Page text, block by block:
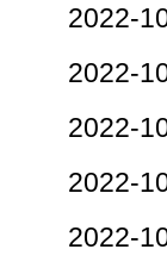
2022-
2022-
2022-
2022-
2022-